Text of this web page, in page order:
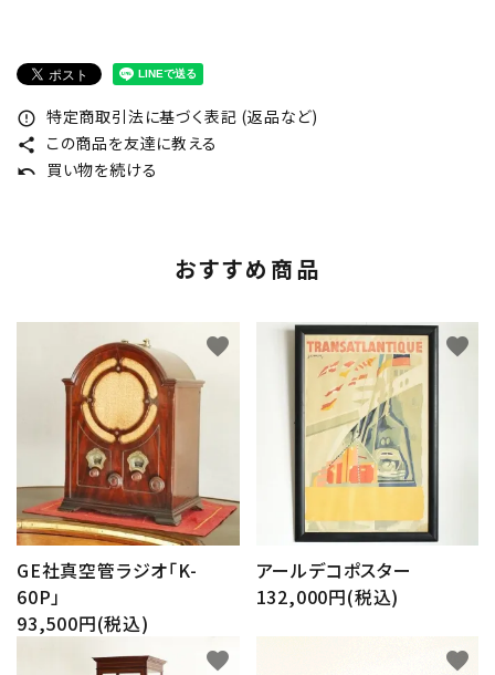
error_outline 特定商取引法に基づく表記 (返品など)
share この商品を友達に教える
undo 買い物を続ける
おすすめ商品
GE社真空管ラジオ「K-
60P」
93,500円(税込)
favorite
アールデコポスター
132,000円(税込)
favorite
favorite favorite